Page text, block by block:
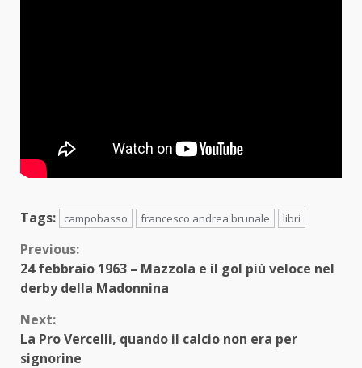
Tags: campobasso francesco andrea brunale libri
Continue
Reading
Previous:
24 febbraio 1963 – Mazzola e il gol più veloce nel
derby della Madonnina
Next:
La Pro Vercelli, quando il calcio non era per
signorine